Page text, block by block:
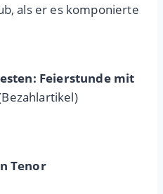
als er es komponierte
Feierstunde mit
Tenor